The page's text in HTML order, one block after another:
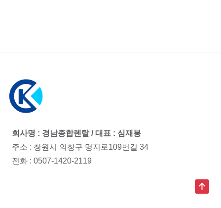
회사명 : 경남종합렌탈 / 대표 : 심재봉
주소 : 창원시 의창구 명지로109번길 34
전화 : 0507-1420-2119